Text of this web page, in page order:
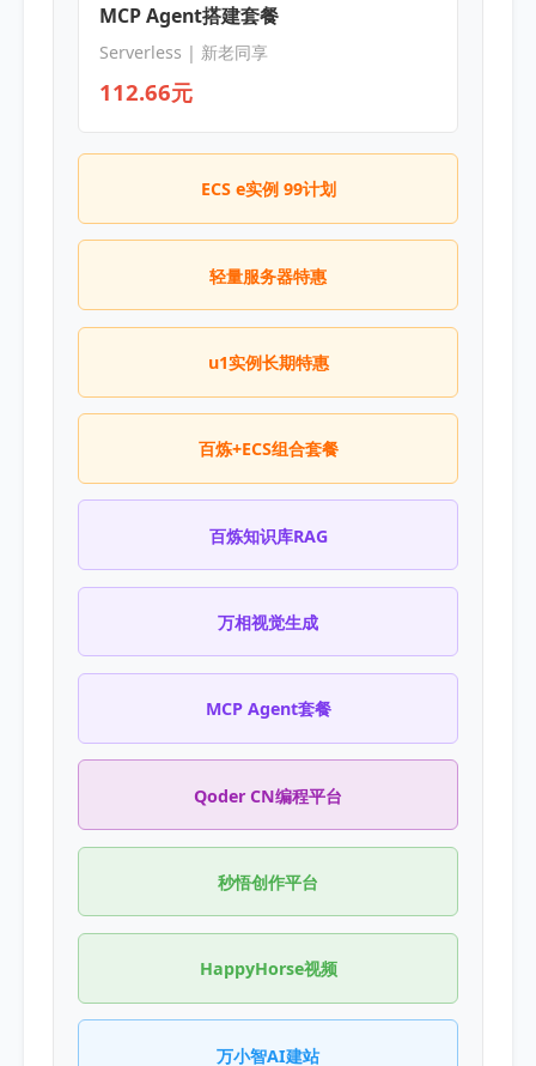
MCP Agent搭建套餐
Serverless | 新老同享
112.66元
ECS e实例 99计划
轻量服务器特惠
u1实例长期特惠
百炼+ECS组合套餐
百炼知识库RAG
万相视觉生成
MCP Agent套餐
Qoder CN编程平台
秒悟创作平台
HappyHorse视频
万小智AI建站